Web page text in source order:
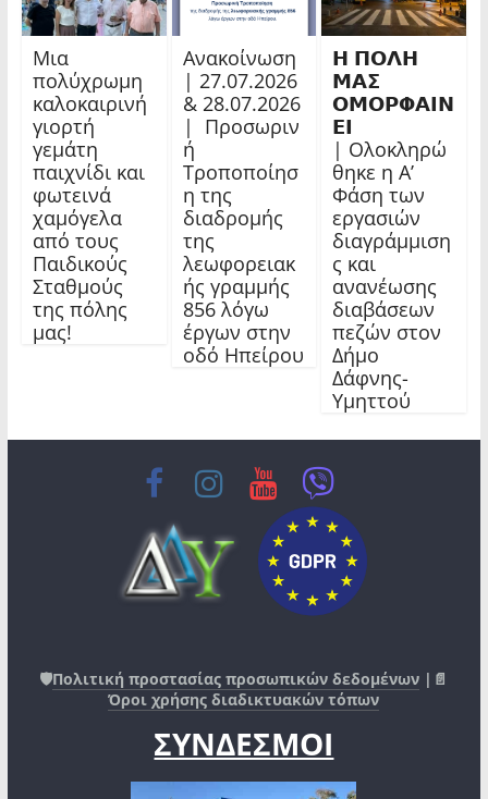
Μια
πολύχρωμη
καλοκαιρινή
γιορτή
γεμάτη
παιχνίδι και
φωτεινά
χαμόγελα
από τους
Παιδικούς
Σταθμούς
της πόλης
μας!
Ανακοίνωση
| 27.07.2026
& 28.07.2026
| Προσωριν
ή
Τροποποίησ
η της
διαδρομής
της
λεωφορειακ
ής γραμμής
856 λόγω
έργων στην
οδό Ηπείρου
𝝜 𝝥𝝤𝝠𝝜
𝝡𝝖𝝨
𝝤𝝡𝝤𝝦𝝫𝝖𝝞𝝢
𝝚𝝞
| Ολοκληρώ
θηκε η Α’
Φάση των
εργασιών
διαγράμμιση
ς και
ανανέωσης
διαβάσεων
πεζών στον
Δήμο
Δάφνης-
Υμηττού
🛡️Πολιτική προστασίας προσωπικών δεδομένων |📄
Όροι χρήσης διαδικτυακών τόπων
ΣΥΝΔΕΣΜΟΙ